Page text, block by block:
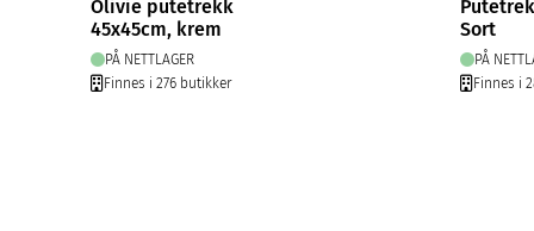
Olivie putetrekk
45x45cm, krem
PÅ NETTLAGER
Finnes i 276 butikker
Sort
PÅ
Finnes i